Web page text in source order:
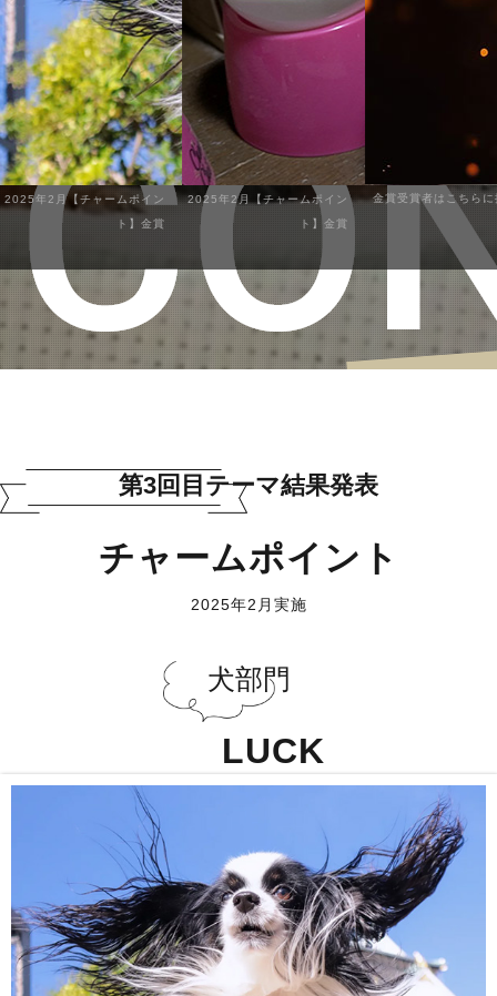
年2月【チャームポイン
ト】金賞
2025年2月【チャームポイン
ト】金賞
金賞受賞者はこちらに掲
第3回目テーマ結果発表
チャームポイント
2025年2月実施
犬部門
LUCK